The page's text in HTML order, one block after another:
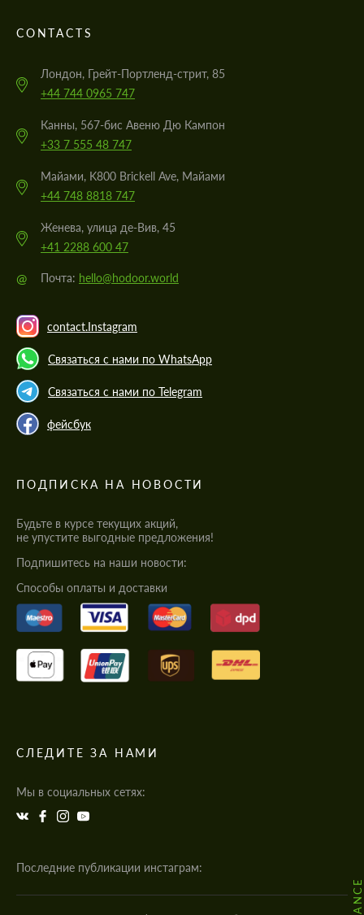
CONTACTS
Лондон, Грейт-Портленд-стрит, 85
+44 744 0965 747
Канны, 567-бис Авеню Дю Кампон
+33 7 555 48 747
Майами, K800 Brickell Ave, Майами
+44 748 8818 747
Женева, улица де-Вив, 45
+41 2288 600 47
@ Почта: hello@hodoor.world
contact.Instagram
Связаться с нами по WhatsApp
Связаться с нами по Telegram
фейсбук
ПОДПИСКА НА НОВОСТИ
Будьте в курсе текущих акций,
не упустите выгодные предложения!
Подпишитесь на наши новости:
Cпособы оплаты и доставки
СЛЕДИТЕ ЗА НАМИ
Мы в социальных сетях:
Последние публикации инстаграм: